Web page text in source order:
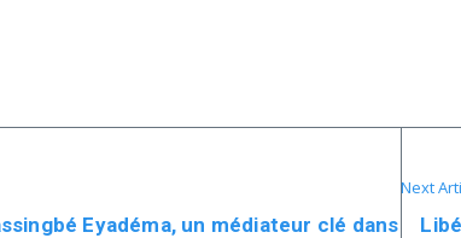
Eyadéma, un médiateur clé dans
Next